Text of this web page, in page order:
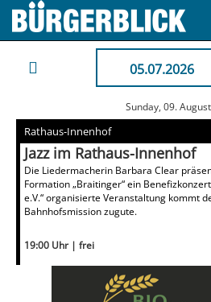
05.07.2026
Sunday, 09.
Rathaus-Innenhof
Jazz im Rathaus-Innenhof
Die Liedermacherin Barbara Clear
Formation „Braitinger“ ein
e.V.“ organisierte Veranstaltung kommt
Bahnhofsmission zugute.
19:00 Uhr | frei